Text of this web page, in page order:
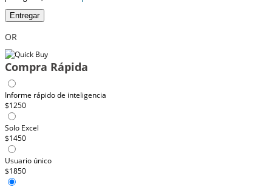
Entregar
OR
Compra Rápida
Informe rápido de inteligencia
$1250
Solo Excel
$1450
Usuario único
$1850